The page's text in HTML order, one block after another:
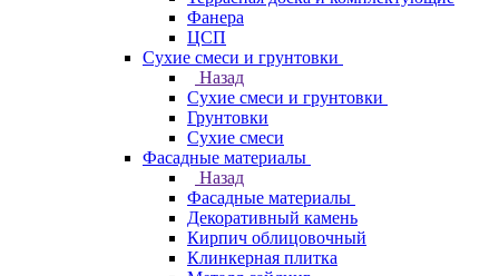
Фанера
ЦСП
Сухие смеси и грунтовки
Назад
Сухие смеси и грунтовки
Грунтовки
Сухие смеси
Фасадные материалы
Назад
Фасадные материалы
Декоративный камень
Кирпич облицовочный
Клинкерная плитка